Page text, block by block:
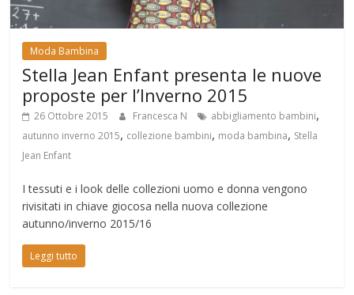
Moda Bambina
Stella Jean Enfant presenta le nuove
proposte per l’Inverno 2015
26 Ottobre 2015 Francesca N abbigliamento bambini,
autunno inverno 2015, collezione bambini, moda bambina, Stella
Jean Enfant
I tessuti e i look delle collezioni uomo e donna vengono
rivisitati in chiave giocosa nella nuova collezione
autunno/inverno 2015/16
Leggi tutto